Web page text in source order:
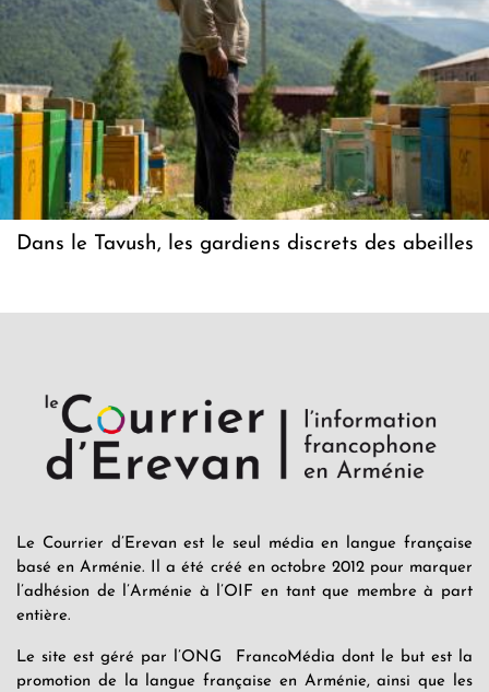
Dans le Tavush, les gardiens discrets des abeilles
Le Courrier d’Erevan est le seul média en langue française
basé en Arménie. Il a été créé en octobre 2012 pour marquer
l’adhésion de l’Arménie à l’OIF en tant que membre à part
entière.
Le site est géré par l’ONG FrancoMédia dont le but est la
promotion de la langue française en Arménie, ainsi que les